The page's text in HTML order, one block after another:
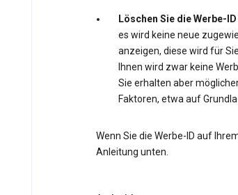
Löschen Sie die Werbe-
es wird keine neue
anzeigen, diese wird für
Ihnen wird zwar keine
Sie erhalten aber
Faktoren, etwa auf
Wenn Sie die Werbe-ID auf
Anleitung unten.